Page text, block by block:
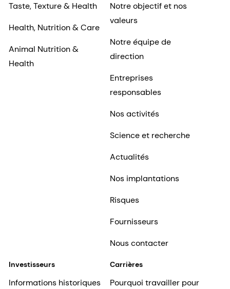
Taste, Texture & Health
Health, Nutrition & Care
Animal Nutrition &
Health
Notre objectif et nos
valeurs
Notre équipe de
direction
Entreprises
responsables
Nos activités
Science et recherche
Actualités
Nos implantations
Risques
Fournisseurs
Nous contacter
Investisseurs
Informations historiques
Carrières
Pourquoi travailler pour